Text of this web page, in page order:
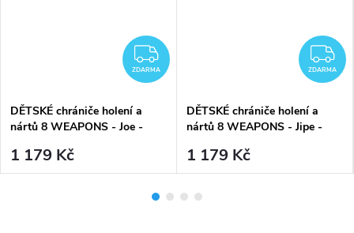
ZDARMA
ZDARMA
DĚTSKÉ chrániče holení a
nártů 8 WEAPONS - Joe -
1 179 Kč
ZDARMA
DĚTSKÉ chrániče holení a
nártů 8 WEAPONS - Jipe -
1 179 Kč